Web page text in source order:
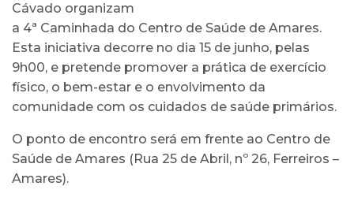
Cávado organizam
a 4ª Caminhada do Centro de Saúde de Amares.
Esta iniciativa decorre no dia 15 de junho, pelas
9h00, e pretende promover a prática de exercício
físico, o bem-estar e o envolvimento da
comunidade com os cuidados de saúde primários.
O ponto de encontro será em frente ao Centro de
Saúde de Amares (Rua 25 de Abril, nº 26, Ferreiros –
Amares).